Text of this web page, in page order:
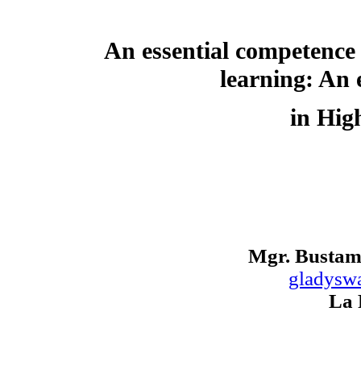
An essential
learning: An
in
Mgr.
La